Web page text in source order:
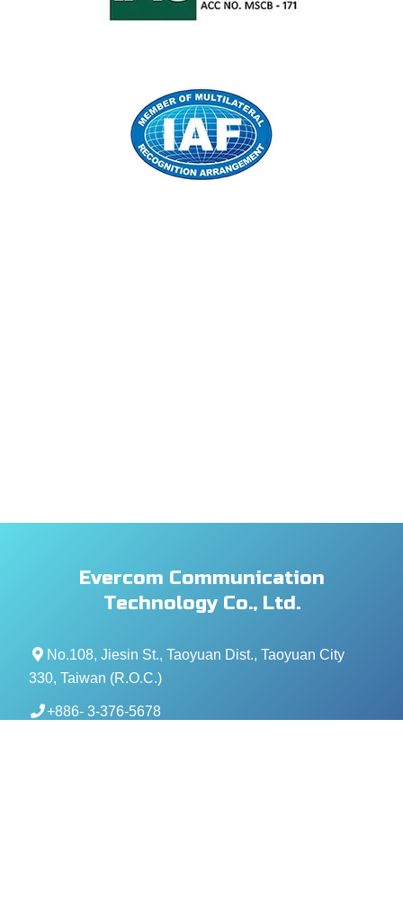
Evercom Communication
Technology Co., Ltd.
No.108, Jiesin St., Taoyuan Dist., Taoyuan City
330, Taiwan (R.O.C.)
+886- 3-376-5678